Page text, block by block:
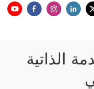
الذاتية